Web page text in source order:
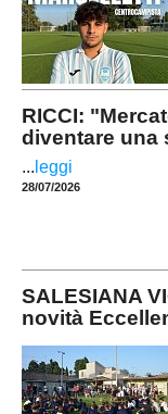
RICCI:
diventare una
... leggi
28/07/2026
SALESIANA
novità